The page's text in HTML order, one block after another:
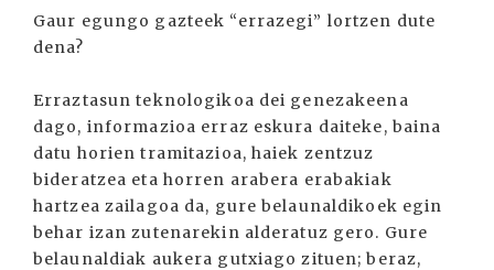
Gaur egungo gazteek “errazegi” lortzen dute
dena?
Erraztasun teknologikoa dei genezakeena
dago, informazioa erraz eskura daiteke, baina
datu horien tramitazioa, haiek zentzuz
bideratzea eta horren arabera erabakiak
hartzea zailagoa da, gure belaunaldikoek egin
behar izan zutenarekin alderatuz gero. Gure
belaunaldiak aukera gutxiago zituen; beraz,